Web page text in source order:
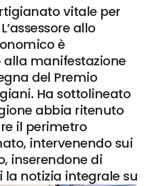
vitale per
allo
è
manifestazione
del Premio
Ha sottolineato
abbia ritenuto
il perimetro
intervenendo sui
inserendone di
la notizia integrale su